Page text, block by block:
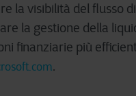
la visibilità del flusso
la gestione della
finanziarie più
.